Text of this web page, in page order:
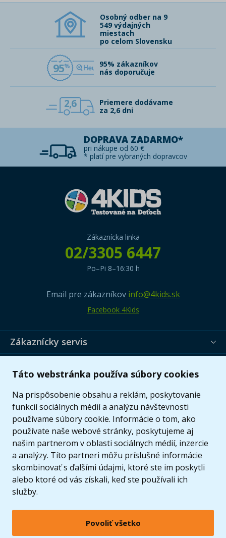
Táto webstránka používa súbory cookies
Na prispôsobenie obsahu a reklám, poskytovanie
funkcií sociálnych médií a analýzu návštevnosti
používame súbory cookie. Informácie o tom, ako
používate naše webové stránky, poskytujeme aj
našim partnerom v oblasti sociálnych médií, inzercie
a analýzy. Títo partneri môžu príslušné informácie
skombinovať s ďalšími údajmi, ktoré ste im poskytli
alebo ktoré od vás získali, keď ste používali ich
služby.
Povoliť všetko
Osobný odber na 9
549 výdajných
miestach
po celom Slovensku
95
95% zákazníkov
nás doporučuje
2,6
Priemere dodávame
za 2,6 dni
DOPRAVA ZADARMO*
pri nákupe od 60 €
* platí pre vybraných dopravcov
Zákaznícka linka
02/3305 6447
Po–Pi 8–16:30 h
Email pre zákazníkov info@4kids.sk
Facebook 4Kids
Zákaznícky servis
© 2005 - 2026 Copyright 4kids.sk